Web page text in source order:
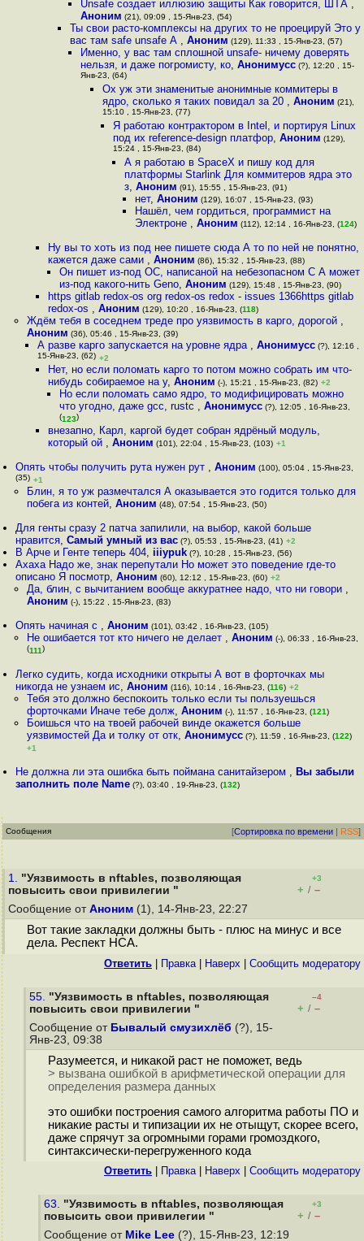
Unsafe создает иллюзию защиты Как говорится, ШТА ,
Аноним (21), 09:09 , 15-Янв-23, (54)
Ты свои расто-комплексы на других то не проецируй Это у
вас там safe unsafe А , Аноним (129), 11:33 , 15-Янв-23, (57)
Именно, у вас там сплошной unsafe- ничему доверять
нельзя, и даже погромисту, ко,Анонимусс (?), 12:20 , 15-
Янв-23, (64)
Ох уж эти знаменитые анонимные коммитеры в
ядро, сколько я таких повидал за 20 , Аноним (21),
15:10 , 15-Янв-23, (77)
Я работаю контрактором в Intel, и портируя Linux
под их reference-design платфор,Аноним (129),
15:24 , 15-Янв-23, (84)
А я работаю в SpaceX и пишу код для
платформы Starlink Для коммитеров ядра это
з, Аноним (91), 15:55 , 15-Янв-23, (91)
нет, Аноним (129), 16:07 , 15-Янв-23, (93)
Нашёл, чем гордиться, программист на
Электроне , Аноним (112), 12:14 , 16-Янв-23, (124)
Ну вы то хоть из под нее пишете сюда А то по ней не понятно,
кажется даже сами ,Аноним (86), 15:32 , 15-Янв-23, (88)
Он пишет из-под ОС, написаной на небезопасном С А может
из-под какого-нить Geno, Аноним (129), 15:48 , 15-Янв-23, (90)
https gitlab redox-os org redox-os redox - issues 1366https gitlab
redox-os ,Аноним (129), 10:20 , 16-Янв-23, (118)
Ждём тебя в соседнем треде про уязвимость в карго, дорогой ,
Аноним (36), 05:46 , 15-Янв-23, (39)
А разве карго запускается на уровне ядра , Анонимусс(?), 12:16 ,
15-Янв-23, (62) +2
Нет, но если поломать карго то потом можно собрать им что-
нибудь собираемое на у,Аноним (-), 15:21 , 15-Янв-23, (82) +2
Но если поломать само ядро, то модифицировать можно
что угодно, даже gcc, rustc , Анонимусс(?), 12:05 , 16-Янв-23,
(123)
внезапно, Карл, каргой будет собран ядрёный модуль,
который ой ,Аноним (101), 22:04 , 15-Янв-23, (103) +1
Опять чтобы получить рута нужен рут ,Аноним (100), 05:04 , 15-Янв-23,
(35) +1
Блин, я то уж размечтался А оказывается это годится только для
побега из контей, Аноним (48), 07:54 , 15-Янв-23, (50)
Для генты сразу 2 патча запилили, на выбор, какой больше
нравится,Самый умный из вас (?), 05:53 , 15-Янв-23, (41) +2
В Арче и Генте теперь 404, iiiypuk (?), 10:28 , 15-Янв-23, (56)
Ахаха Надо же, знак перепутали Но может это поведение где-то
описано Я посмотр,Аноним (60), 12:12 , 15-Янв-23, (60) +2
Да, блин, с вычитанием вообще аккуратнее надо, что ни говори ,
Аноним (-), 15:22 , 15-Янв-23, (83)
Опять начиная с ,Аноним (101), 03:42 , 16-Янв-23, (105)
Не ошибается тот кто ничего не делает , Аноним (-), 06:33 , 16-Янв-23,
(111)
Легко судить, когда исходники открыты А вот в форточках мы
никогда не узнаем ис,Аноним (116), 10:14 , 16-Янв-23, (116) +2
Тебя это должно беспокоить только если ты пользуешься
форточками Иначе тебе долж, Аноним (-), 11:57 , 16-Янв-23, (121)
Боишься что на твоей рабочей винде окажется больше
уязвимостей Да и толку от отк, Анонимусс(?), 11:59 , 16-Янв-23, (122)
+1
Не должна ли эта ошибка быть поймана санитайзером , Вы забыли
заполнить поле Name (?), 03:40 , 19-Янв-23, (132)
Сообщения [Сортировка по времени | RSS]
1. "Уязвимость в nftables, позволяющая
повысить свои привилегии "
+3
+ / –
Сообщение от Аноним (1), 14-Янв-23, 22:27
Вот такие закладки должны быть - плюс на минус и все
дела. Респект НСА.
Ответить Правка| Наверх Cообщить модератору
55. "Уязвимость в nftables, позволяющая
повысить свои привилегии "
–4
+ / –
Сообщение от Бывалый смузихлёб (?), 15-
Янв-23, 09:38
Разумеется, и никакой раст не поможет, ведь
> вызвана ошибкой в арифметической операции для
определения размера данных
это ошибки построения самого алгоритма работы ПО и
никакие расты и типизации их не отыщут, скорее всего,
даже спрячут за огромными горами громоздкого,
синтаксически-перегруженного кода
Ответить Правка| Наверх Cообщить модератору
63. "Уязвимость в nftables, позволяющая
повысить свои привилегии "
+3
+ / –
Сообщение от Mike Lee (?), 15-Янв-23, 12:19